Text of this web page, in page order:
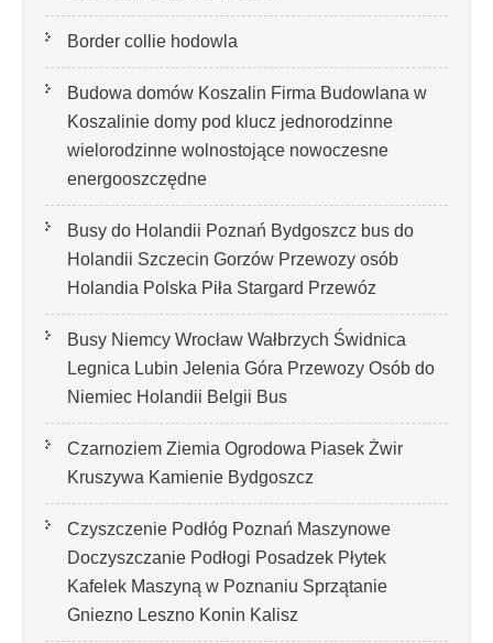
Border collie hodowla
Budowa domów Koszalin Firma Budowlana w
Koszalinie domy pod klucz jednorodzinne
wielorodzinne wolnostojące nowoczesne
energooszczędne
Busy do Holandii Poznań Bydgoszcz bus do
Holandii Szczecin Gorzów Przewozy osób
Holandia Polska Piła Stargard Przewóz
Busy Niemcy Wrocław Wałbrzych Świdnica
Legnica Lubin Jelenia Góra Przewozy Osób do
Niemiec Holandii Belgii Bus
Czarnoziem Ziemia Ogrodowa Piasek Żwir
Kruszywa Kamienie Bydgoszcz
Czyszczenie Podłóg Poznań Maszynowe
Doczyszczanie Podłogi Posadzek Płytek
Kafelek Maszyną w Poznaniu Sprzątanie
Gniezno Leszno Konin Kalisz